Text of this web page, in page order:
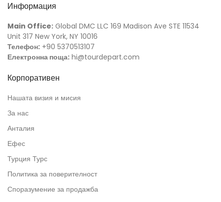
Информация
Main Office: Global DMC LLC 169 Madison Ave STE 11534
Unit 317 New York, NY 10016
Телефон: +90 5370513107
Електронна поща: hi@tourdepart.com
Корпоративен
Нашата визия и мисия
За нас
Анталия
Ефес
Турция Турс
Политика за поверителност
Споразумение за продажба